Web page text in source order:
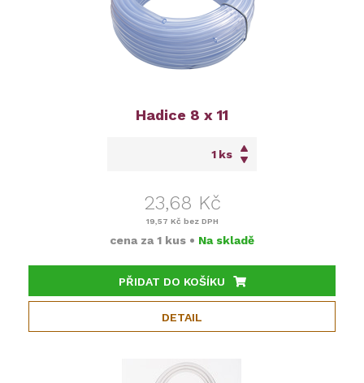
Hadice 8 x 11
ks
23,68 Kč
19,57 Kč bez DPH
cena za 1 kus • Na skladě
PŘIDAT DO KOŠÍKU
DETAIL